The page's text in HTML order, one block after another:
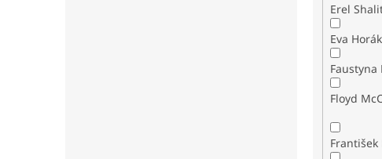
Erel
Eva
Faustyna
Floyd
František